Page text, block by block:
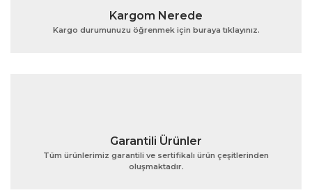
Ürün açıklamasında eksik bilgiler bulunuyor.
Gönder
Kargom Nerede
Kargo durumunuzu öğrenmek için buraya tıklayınız.
Garantili Ürünler
Tüm ürünlerimiz garantili ve sertifikalı ürün çeşitlerinden
oluşmaktadır.